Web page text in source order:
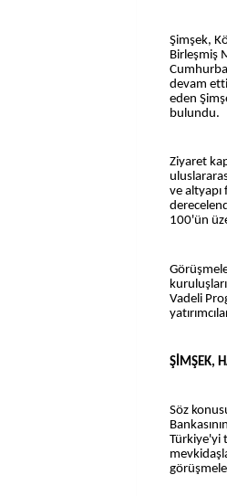
Şimşek,
Birleşmiş
devam
eden
bulundu.
Ziyaret
ve altyapı
100'ün
Vadeli
ŞİMŞEK,
Söz
Türkiye'yi